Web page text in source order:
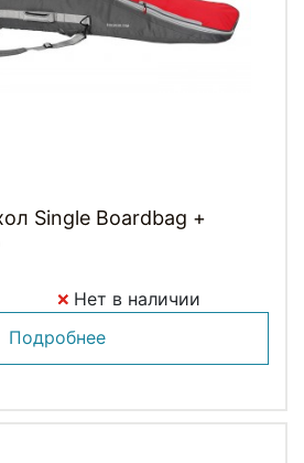
Single Boardbag +
Нет в наличии
Подробнее